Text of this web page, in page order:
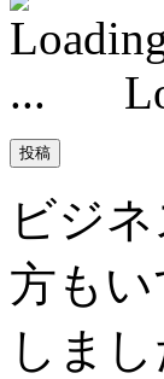
ビジ
方も
しまし